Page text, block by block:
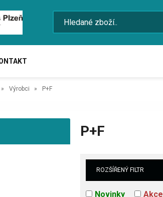
Výrobci P+F
P+F
ROZŠÍŘENÝ FILTR
Novinky Akce